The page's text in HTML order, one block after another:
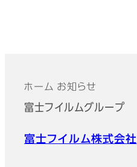
フッター
ホーム お知らせ
富士フイルムグループ
富士フイルム株式会社